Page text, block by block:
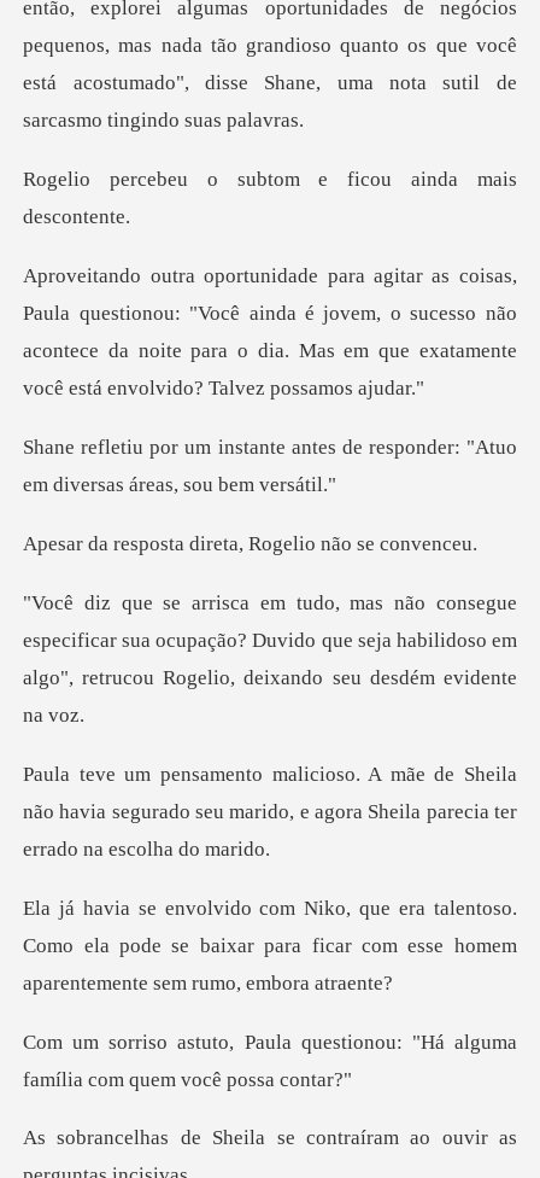
oportunidades de negócios
pequenos, mas nada tão grandioso quanto os que você
e
subtom e ficou aind
nou: "Você ainda é jovem, o sucesso não
acontece da noite para o dia
antes de responder: "Atuo
em di
a direta, Rogelio
ificar sua ocupação? Duvido que seja habilidoso em
algo"
heila
não havia segurado seu marido, e agora S
ntoso.
Como ela pode se baixar para ficar com es
questionou: "Há alguma
famíli
a se contraíram ao ouvir